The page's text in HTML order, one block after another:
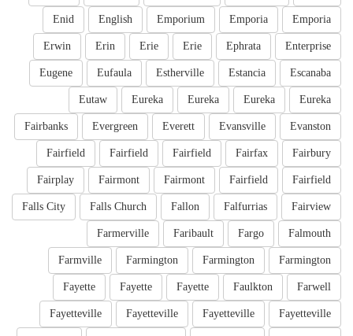
Emporia
Emporia
Emporium
English
Enid
Enterprise
Ephrata
Erie
Erie
Erin
Erwin
Escanaba
Estancia
Estherville
Eufaula
Eugene
Eureka
Eureka
Eureka
Eureka
Eutaw
Evanston
Evansville
Everett
Evergreen
Fairbanks
Fairbury
Fairfax
Fairfield
Fairfield
Fairfield
Fairfield
Fairfield
Fairmont
Fairmont
Fairplay
Fairview
Falfurrias
Fallon
Falls Church
Falls City
Falmouth
Fargo
Faribault
Farmerville
Farmington
Farmington
Farmington
Farmville
Farwell
Faulkton
Fayette
Fayette
Fayette
Fayetteville
Fayetteville
Fayetteville
Fayetteville